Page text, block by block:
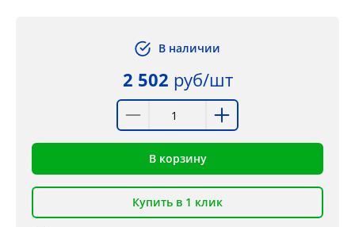
В наличии
2 502 руб/шт
В корзину
Купить в 1 клик